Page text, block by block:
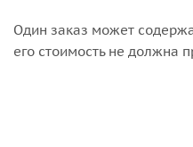
Один заказ может
его стоимость не должна